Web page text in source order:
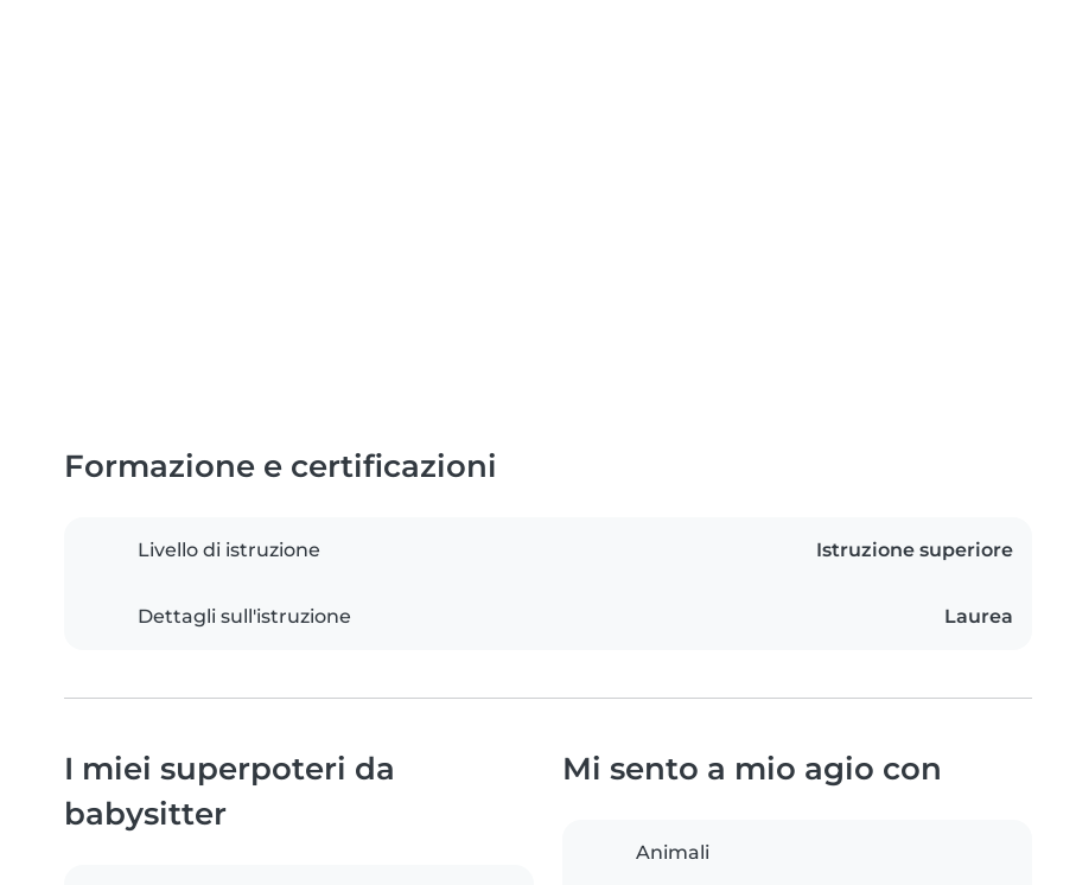
Formazione e certificazioni
Livello di istruzione Istruzione superiore
Dettagli sull'istruzione Laurea
I miei superpoteri da
babysitter
Mi sento a mio agio con
Animali